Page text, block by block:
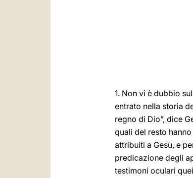
1. Non vi è dubbio sul
entrato nella storia
regno di Dio”, dice
quali del resto
attribuiti a Gesù, e
predicazione degli
testimoni oculari